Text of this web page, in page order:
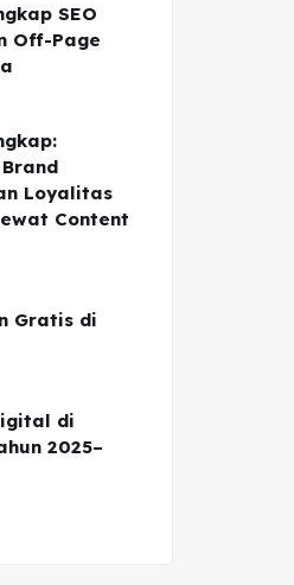
SEO
Off-Page
Loyalitas
Content
Gratis di
di
2025–